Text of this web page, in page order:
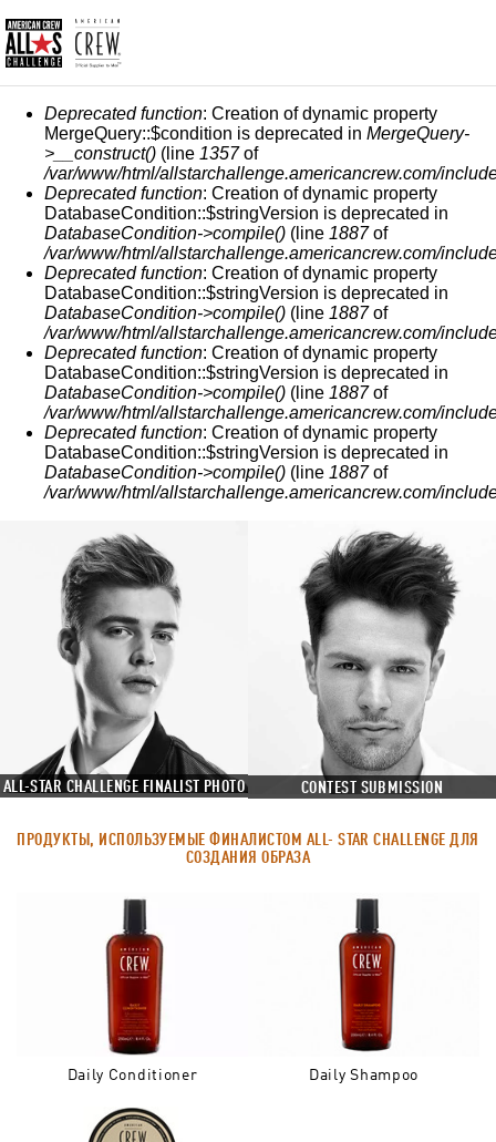
СООБЩЕНИЕ ОБ ОШИБКЕ
Deprecated function: Creation of dynamic property
MergeQuery::$condition is deprecated in MergeQuery-
>__construct() (line 1357of
/var/www/html/allstarchallenge.americancrew.com/
Deprecated function: Creation of dynamic property
DatabaseCondition::$stringVersion is deprecated in
DatabaseCondition->compile() (line 1887of
/var/www/html/allstarchallenge.americancrew.com/
Deprecated function: Creation of dynamic property
DatabaseCondition::$stringVersion is deprecated in
DatabaseCondition->compile() (line 1887of
/var/www/html/allstarchallenge.americancrew.com/
Deprecated function: Creation of dynamic property
DatabaseCondition::$stringVersion is deprecated in
DatabaseCondition->compile() (line 1887of
/var/www/html/allstarchallenge.americancrew.com/
Deprecated function: Creation of dynamic property
DatabaseCondition::$stringVersion is deprecated in
DatabaseCondition->compile() (line 1887of
/var/www/html/allstarchallenge.americancrew.com/
ALL-STAR CHALLENGE FINALIST PHOTO CONTEST SUBMISSION
ПРОДУКТЫ, ИСПОЛЬЗУЕМЫЕ ФИНАЛИСТОМ ALL- STAR CHALLENGE ДЛЯ
СОЗДАНИЯ ОБРАЗА
Daily Conditioner Daily Shampoo